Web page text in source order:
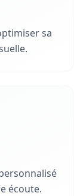
sa
écoute.